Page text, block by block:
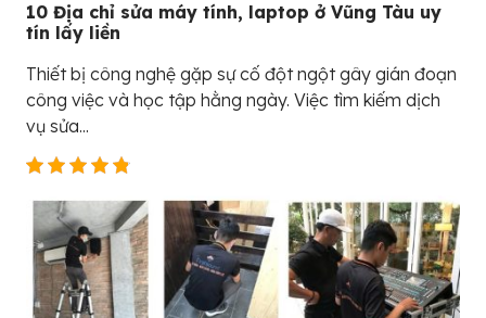
10 Địa chỉ sửa máy tính, laptop ở Vũng Tàu uy
tín lấy liền
Thiết bị công nghệ gặp sự cố đột ngột gây gián đoạn
công việc và học tập hằng ngày. Việc tìm kiếm dịch
vụ sửa...